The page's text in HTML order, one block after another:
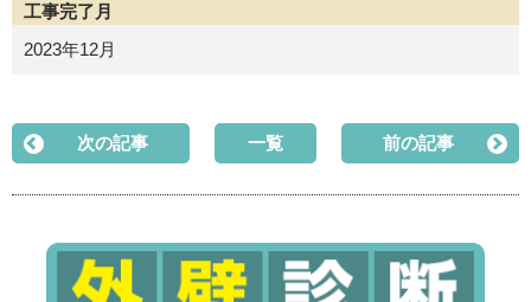
工事完了月
2023年12月
次の記事 一覧 前の記事